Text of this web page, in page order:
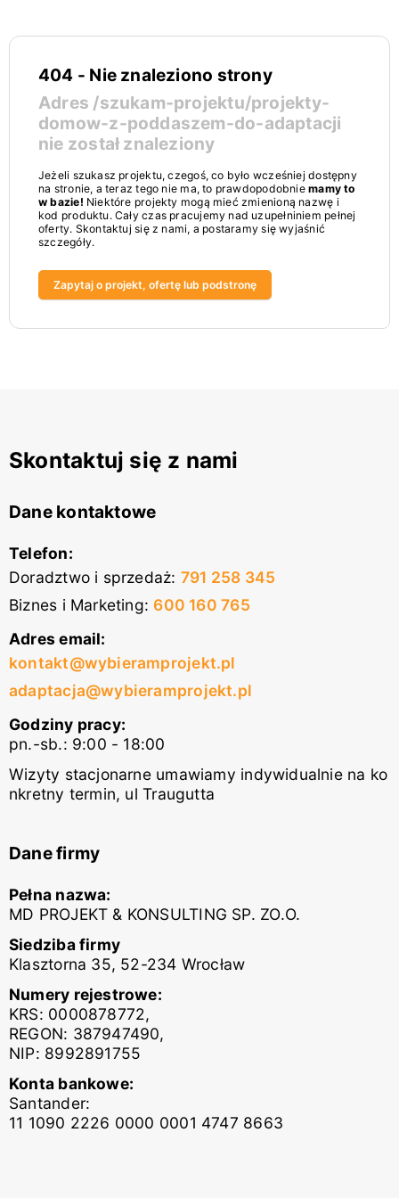
404 - Nie znaleziono strony
Adres /szukam-projektu/projekty-
domow-z-poddaszem-do-adaptacji
nie został znaleziony
Jeżeli szukasz projektu, czegoś, co było wcześniej dostępny
na stronie, a teraz tego nie ma, to prawdopodobniemamy to
w bazie! Niektóre projekty mogą mieć zmienioną nazwę i
kod produktu. Cały czas pracujemy nad uzupełniniem pełnej
oferty. Skontaktuj się z nami, a postaramy się wyjaśnić
szczegóły.
Zapytaj o projekt, ofertę lub podstronę
Skontaktuj się z nami
Dane kontaktowe
Telefon:
Doradztwo i sprzedaż: 791 258 345
Biznes i Marketing: 600 160 765
Adres email:
kontakt@wybieramprojekt.pl
adaptacja@wybieramprojekt.pl
Godziny pracy:
pn.-sb.: 9:00 - 18:00
Wizyty stacjonarne umawiamy indywidualnie na ko
nkretny termin, ul Traugutta
Dane firmy
Pełna nazwa:
MD PROJEKT & KONSULTING SP. ZO.O.
Siedziba firmy
Klasztorna 35, 52-234 Wrocław
Numery rejestrowe:
KRS: 0000878772,
REGON: 387947490,
NIP: 8992891755
Konta bankowe:
Santander:
11 1090 2226 0000 0001 4747 8663